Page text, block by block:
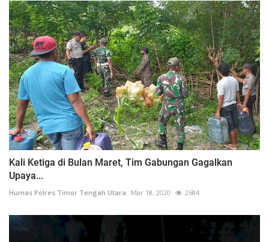
Kali Ketiga di Bulan Maret, Tim Gabungan Gagalkan
Upaya...
Humas Polres Timor Tengah Utara Mar 18, 2020 2684